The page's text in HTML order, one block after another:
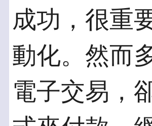
成功，很重
動化。然而
電子交易，